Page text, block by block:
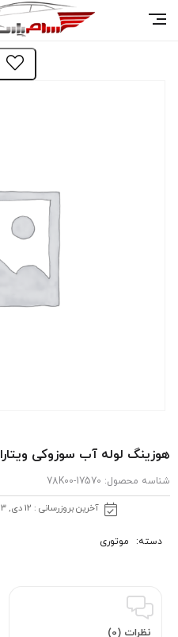
هوزینگ لوله آب سوزوکی ویتارا 2400
شناسه محصول: 17570-78K00
آخرین بروزرسانی : 12 دی, 1403
دسته: موتوری
نظرات (0)